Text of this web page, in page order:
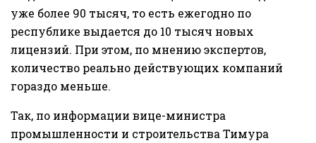
уже более 90 тысяч, то есть ежегодно по
республике выдается до 10 тысяч новых
лицензий. При этом, по мнению экспертов,
количество реально действующих компаний
гораздо меньше.
Так, по информации вице-министра
промышленности и строительства Тимура